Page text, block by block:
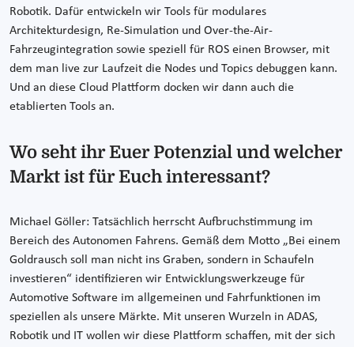
Robotik. Dafür entwickeln wir Tools für modulares
Architekturdesign, Re-Simulation und Over-the-Air-
Fahrzeugintegration sowie speziell für ROS einen Browser, mit
dem man live zur Laufzeit die Nodes und Topics debuggen kann.
Und an diese Cloud Plattform docken wir dann auch die
etablierten Tools an.
Wo seht ihr Euer Potenzial und welcher
Markt ist für Euch interessant?
Michael Göller: Tatsächlich herrscht Aufbruchstimmung im
Bereich des Autonomen Fahrens. Gemäß dem Motto „Bei einem
Goldrausch soll man nicht ins Graben, sondern in Schaufeln
investieren“ identifizieren wir Entwicklungswerkzeuge für
Automotive Software im allgemeinen und Fahrfunktionen im
speziellen als unsere Märkte. Mit unseren Wurzeln in ADAS,
Robotik und IT wollen wir diese Plattform schaffen, mit der sich